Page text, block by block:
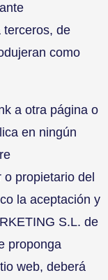
terceros, de
como
a otra página o
en ningún
o propietario del
la aceptación y
S.L. de
proponga
web, deberá